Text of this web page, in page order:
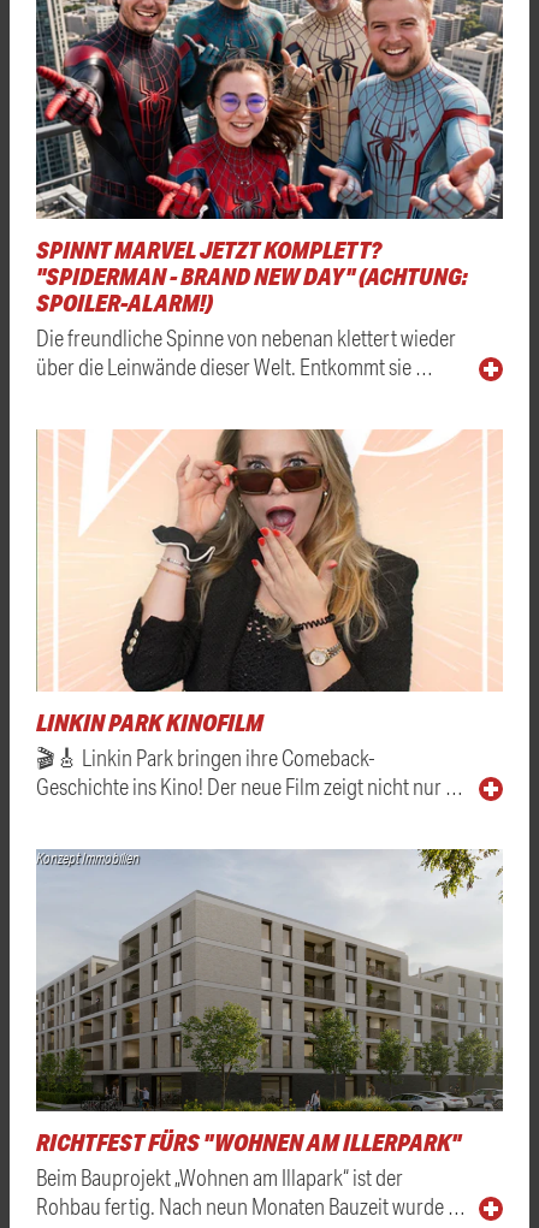
SPINNT MARVEL JETZT KOMPLETT?
"SPIDERMAN - BRAND NEW DAY" (ACHTUNG:
SPOILER-ALARM!)
Die freundliche Spinne von nebenan klettert wieder
über die Leinwände dieser Welt. Entkommt sie …
LINKIN PARK KINOFILM
🎬🎸 Linkin Park bringen ihre Comeback-
Geschichte ins Kino! Der neue Film zeigt nicht nur …
Konzept Immobilien
RICHTFEST FÜRS "WOHNEN AM ILLERPARK"
Beim Bauprojekt „Wohnen am Illapark“ ist der
Rohbau fertig. Nach neun Monaten Bauzeit wurde …